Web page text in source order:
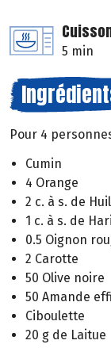
5 min
Pour 4
Cumin
4 Orange
2 c. à s. de
1 c. à s. de
0.5 Oignon
2 Carotte
50 Olive noire
50 Amande
Ciboulette
20 g de Laitue